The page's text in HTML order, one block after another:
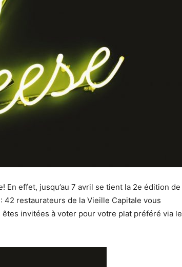
En effet, jusqu’au 7 avril se tient la 2e édition de
42 restaurateurs de la Vieille Capitale vous
invitées à voter pour votre plat préféré via le